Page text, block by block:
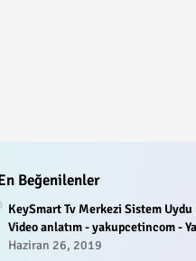
Beğenilenler
KeySmart Tv Merkezi Sistem
Video anlatım - yakupcetincom -
Haziran 26, 2019